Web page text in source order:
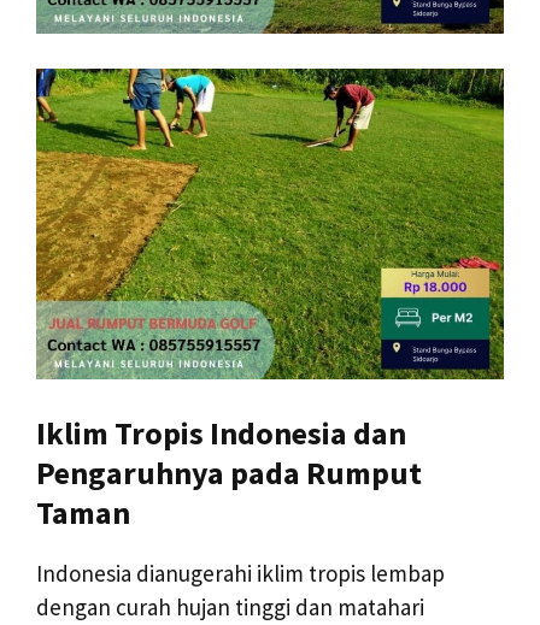
Iklim Tropis Indonesia dan
Pengaruhnya pada Rumput
Taman
Indonesia dianugerahi iklim tropis lembap
dengan curah hujan tinggi dan matahari